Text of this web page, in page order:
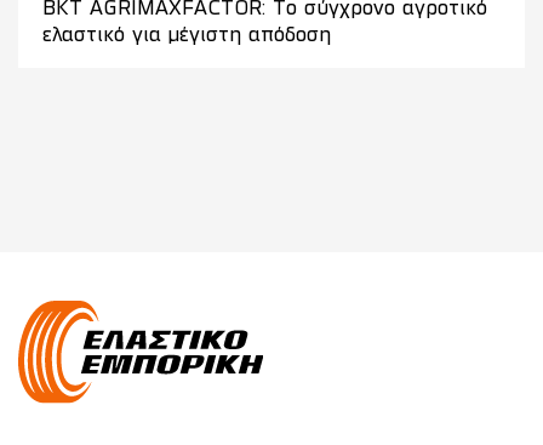
BKT AGRIMAXFACTOR: Το σύγχρονο αγροτικό
ελαστικό για μέγιστη απόδοση